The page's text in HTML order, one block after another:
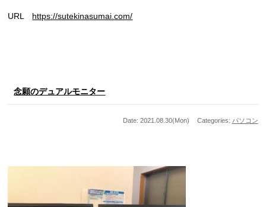
URL https://sutekinasumai.com/
念願のデュアルモニター
Date: 2021.08.30(Mon) Categories: パソコン